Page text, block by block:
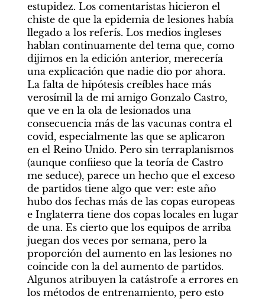
estupidez. Los comentaristas hicieron el
chiste de que la epidemia de lesiones había
llegado a los referís. Los medios ingleses
hablan continuamente del tema que, como
dijimos en la edición anterior, merecería
una explicación que nadie dio por ahora.
La falta de hipótesis creíbles hace más
verosímil la de mi amigo Gonzalo Castro,
que ve en la ola de lesionados una
consecuencia más de las vacunas contra el
covid, especialmente las que se aplicaron
en el Reino Unido. Pero sin terraplanismos
(aunque confiieso que la teoría de Castro
me seduce), parece un hecho que el exceso
de partidos tiene algo que ver: este año
hubo dos fechas más de las copas europeas
e Inglaterra tiene dos copas locales en lugar
de una. Es cierto que los equipos de arriba
juegan dos veces por semana, pero la
proporción del aumento en las lesiones no
coincide con la del aumento de partidos.
Algunos atribuyen la catástrofe a errores en
los métodos de entrenamiento, pero esto